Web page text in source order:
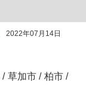
2022年07月14日
/ 草加市 / 柏市 /